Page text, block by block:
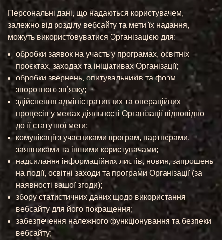
Персональні дані, що надаються користувачем,
залежно від розділу вебсайту та мети їх надання,
можуть використовуватися Організацією для:
обробки заявок на участь у програмах, освітніх
проєктах, заходах та ініціативах Організації;
обробки звернень, опитувальників та форм
зворотного зв’язку;
здійснення адміністративних та операційних
процесів у межах діяльності Організації відповідно
до її статутної мети;
комунікації з учасниками програм, партнерами,
заявниками та іншими користувачами;
надсилання інформаційних листів, новин, запрошень
на події, освітні заходи та програми Організації (за
наявності вашої згоди);
збору статистичних даних щодо використання
вебсайту для його покращення;
забезпечення належного функціонування та безпеки
вебсайту;